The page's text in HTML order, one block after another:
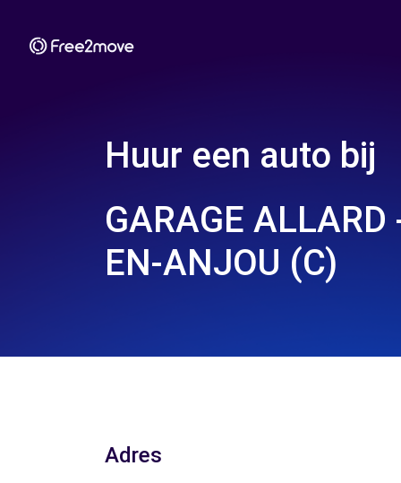
Huur een auto bij
GARAGE ALLARD
EN-ANJOU (C)
Adres